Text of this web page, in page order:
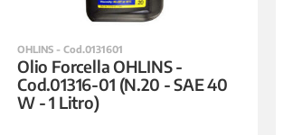
OHLINS - Cod.0131601
Olio Forcella OHLINS -
Cod.01316-01 (N.20 - SAE 40
W - 1 Litro)